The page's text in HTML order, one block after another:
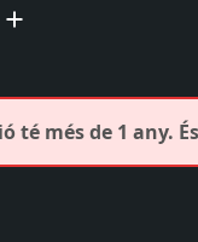
té més de 1 any.